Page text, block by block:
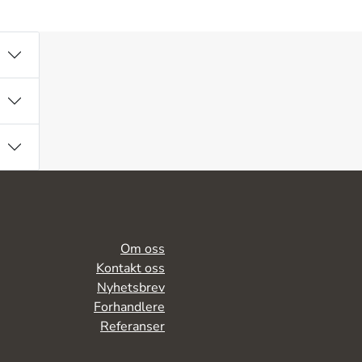
Om oss
Kontakt oss
Nyhetsbrev
Forhandlere
Referanser